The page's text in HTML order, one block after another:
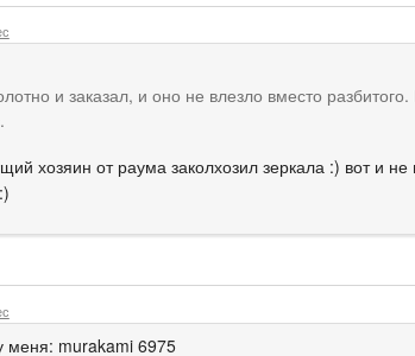
и заказал, и оно не влезло вместо
хозяин от раума заколхозил зеркала :) вот и не
меня: murakami 6975